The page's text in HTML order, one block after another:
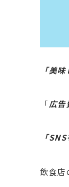
「美
「広告
「
飲食店